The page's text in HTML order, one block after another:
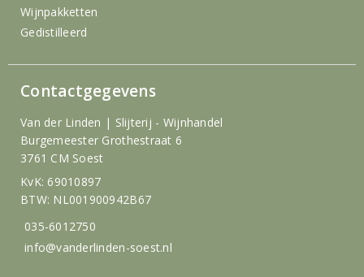
Wijnpakketten
Gedistilleerd
Contactgegevens
Van der Linden | Slijterij - Wijnhandel
Burgemeester Grothestraat 6
3761 CM Soest
KvK: 69010897
BTW: NL001900942B67
035-6012750
info@vanderlinden-soest.nl